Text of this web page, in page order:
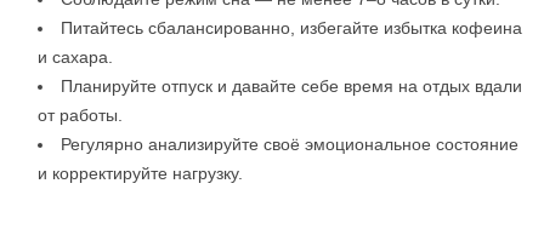
Питайтесь сбалансированно, избегайте избытка кофеина
и сахара.
Планируйте отпуск и давайте себе время на отдых вдали
от работы.
Регулярно анализируйте своё эмоциональное состояние
и корректируйте нагрузку.